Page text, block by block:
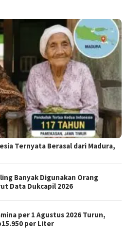
Ternyata Berasal dari Madura,
Banyak Digunakan Orang
Data Dukcapil 2026
per 1 Agustus 2026 Turun,
per Liter